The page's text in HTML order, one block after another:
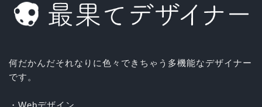
何だかんだそれなりに色々できちゃう多機能なデザイナー
です。